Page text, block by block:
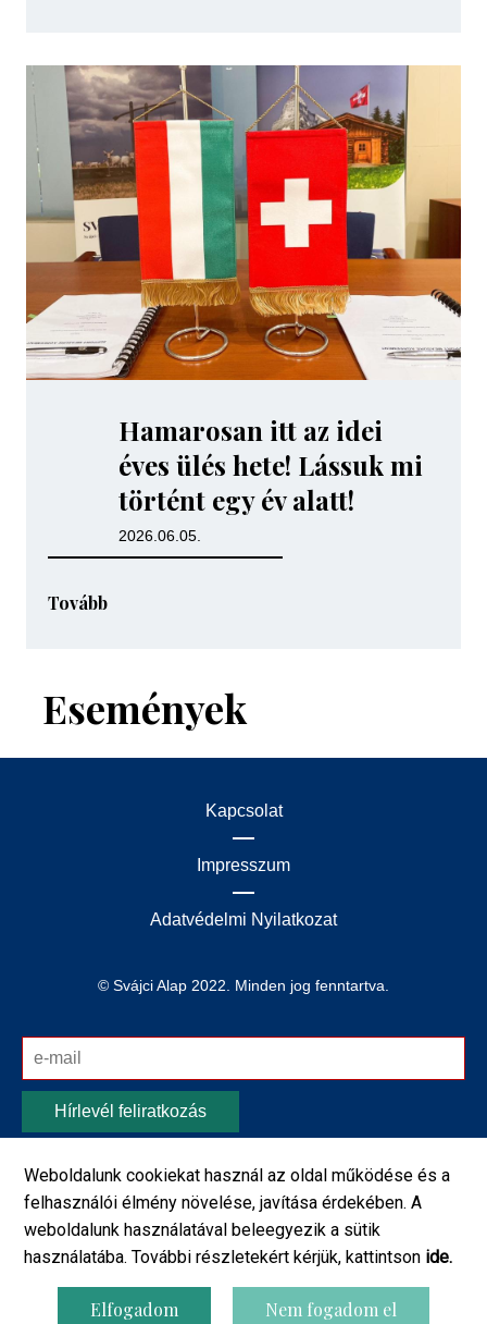
Hamarosan itt az idei
éves ülés hete! Lássuk mi
történt egy év alatt!
2026.06.05.
Tovább
Események
Kapcsolat
Impresszum
Adatvédelmi Nyilatkozat
© Svájci Alap 2022. Minden jog fenntartva.
Hírlevél feliratkozás
eseményekről/programokról tájékoztatást küld,
amelyhez a megadott személyes adatot/adatokat
használja fel. Az adatkezelés szabályait az
Tájékoztatóból
megismertem, azokat elfogadom.
Weboldalunk cookiekat használ az oldal működése és a
felhasználói élmény növelése, javítása érdekében. A
weboldalunk használatával beleegyezik a sütik
használatába. További részletekért kérjük, kattintson ide.
Elfogadom Nem fogadom el